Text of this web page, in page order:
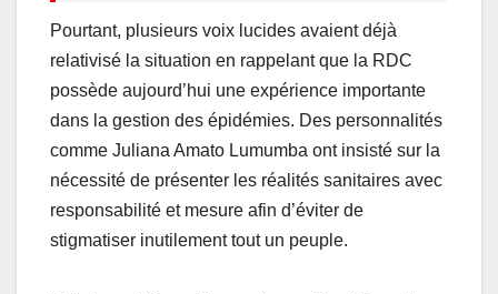
Pourtant, plusieurs voix lucides avaient déjà
relativisé la situation en rappelant que la RDC
possède aujourd’hui une expérience importante
dans la gestion des épidémies. Des personnalités
comme Juliana Amato Lumumba ont insisté sur la
nécessité de présenter les réalités sanitaires avec
responsabilité et mesure afin d’éviter de
stigmatiser inutilement tout un peuple.